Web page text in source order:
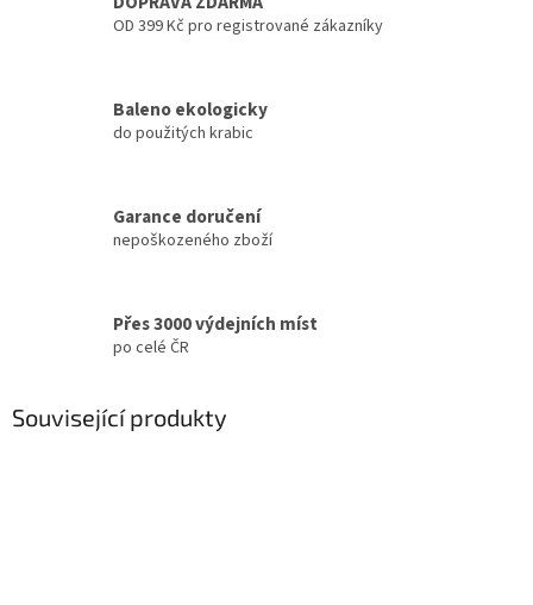
OD 399 Kč pro registrované zákazníky
Baleno ekologicky
do použitých krabic
Garance doručení
nepoškozeného zboží
Přes 3000 výdejních míst
po celé ČR
Související produkty